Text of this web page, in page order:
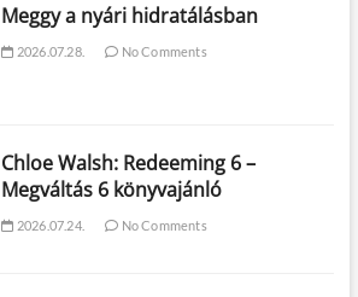
Meggy a nyári hidratálásban
2026.07.28. No Comments
Chloe Walsh: Redeeming 6 –
Megváltás 6 könyvajánló
2026.07.24. No Comments